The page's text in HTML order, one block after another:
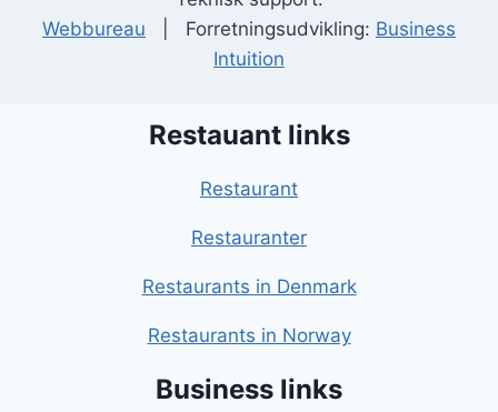
Webbureau | Forretningsudvikling: Business
Intuition
Restauant links
Restaurant
Restauranter
Restaurants in Denmark
Restaurants in Norway
Business links